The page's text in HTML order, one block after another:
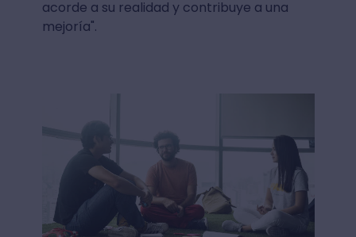
acorde a su realidad y contribuye a una
mejoría".